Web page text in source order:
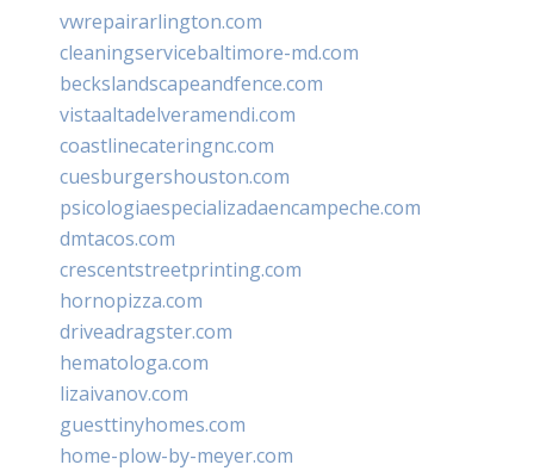
vwrepairarlington.com
cleaningservicebaltimore-md.com
beckslandscapeandfence.com
vistaaltadelveramendi.com
coastlinecateringnc.com
cuesburgershouston.com
psicologiaespecializadaencampeche.com
dmtacos.com
crescentstreetprinting.com
hornopizza.com
driveadragster.com
hematologa.com
lizaivanov.com
guesttinyhomes.com
home-plow-by-meyer.com